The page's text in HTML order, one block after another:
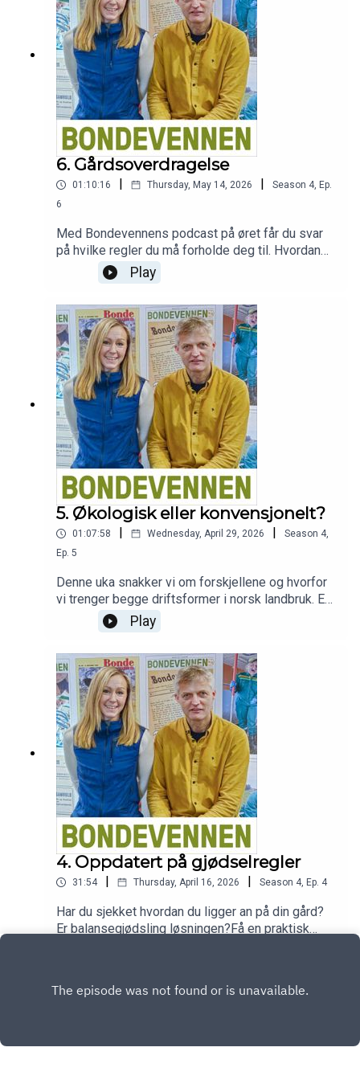
6. Gårdsoverdragelse
01:10:16 Thursday, May 14, 2026 Season 4, Ep.
6
Med Bondevennens podcast på øret får du svar
på hvilke regler du må forholde deg til. Hvordan
kan begge generasjoner komme best mulig ut –
både økonomisk og skattemessig? Og hvordan
håndterer dere søsken, arv og forventninger?
Martin Svebestad fra Jæren Regnskap deler
innsikt og praktiske råd fra mange års erfaring
som rådgiver innen
gårdsoverdragelse.Podcasten Bondevennen er
sponsa av BondeKompaniet.
Play
5. Økologisk eller konvensjonelt?
01:07:58 Wednesday, April 29, 2026 Season 4,
Ep. 5
Denne uka snakker vi om forskjellene og hvorfor
vi trenger begge driftsformer i norsk landbruk. Er
det nødvendig å sette driftsformene opp mot
hverandre? I denne episoden bidrar Ole-Kristian
Bergerud, økobonde og vara til styret i Norges
Bondelag. John Herman Wold-Hansen, som driver
både konvensjonelt og økologisk, er med og
Ståle Hustoft, leder i Rogaland
Bondelag.Podcasten Bondevennen er sponsa av
BondeKompaniet.
Play
4. Oppdatert på gjødselregler
31:54 Thursday, April 16, 2026 Season 4, Ep. 4
Har du sjekket hvordan du ligger an på din gård?
Er balansegjødsling løsningen?Få en praktisk
samtale med NLR-rådgiver Hanne Gjersdal